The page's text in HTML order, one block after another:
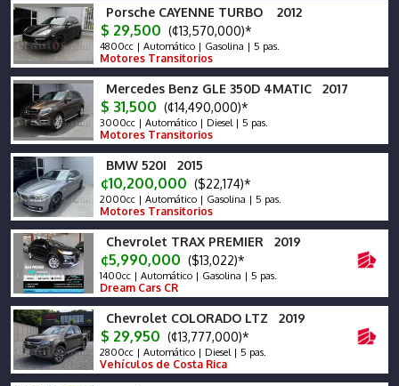
Porsche CAYENNE TURBO 2012
$ 29,500 (¢13,570,000)*
4800cc | Automático | Gasolina | 5 pas.
Motores Transitorios
Mercedes Benz GLE 350D 4MATIC 2017
$ 31,500 (¢14,490,000)*
3000cc | Automático | Diesel | 5 pas.
Motores Transitorios
BMW 520I 2015
¢10,200,000 ($22,174)*
2000cc | Automático | Gasolina | 5 pas.
Motores Transitorios
Chevrolet TRAX PREMIER 2019
¢5,990,000 ($13,022)*
1400cc | Automático | Gasolina | 5 pas.
Dream Cars CR
Chevrolet COLORADO LTZ 2019
$ 29,950 (¢13,777,000)*
2800cc | Automático | Diesel | 5 pas.
Vehículos de Costa Rica